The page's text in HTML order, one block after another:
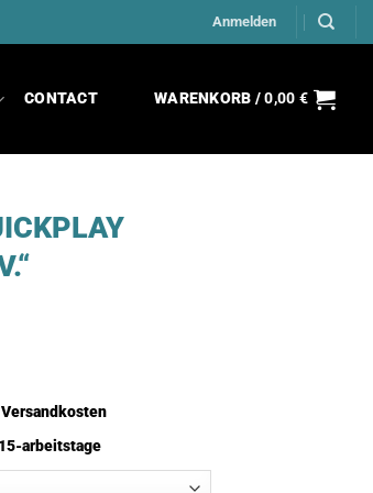
Anmelden
CONTACT WARENKORB /0,00 €
Versandkosten
arbeitstage